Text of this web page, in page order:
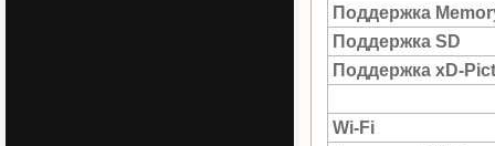
Поддержка
Поддержка SD
Поддержка xD-
Wi-Fi